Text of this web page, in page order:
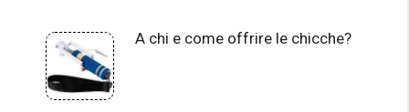
A chi e come offrire le chicche?